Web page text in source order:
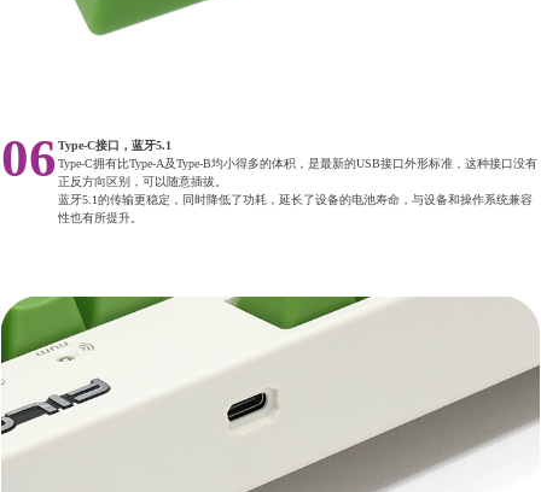
06Type-C接口，蓝牙5.1
Type-C拥有比Type-A及Type-B均小得多的体积，是最新的USB接口外形标准，这种接口没有
正反方向区别，可以随意插拔。
蓝牙5.1的传输更稳定，同时降低了功耗，延长了设备的电池寿命，与设备和操作系统兼容
性也有所提升。